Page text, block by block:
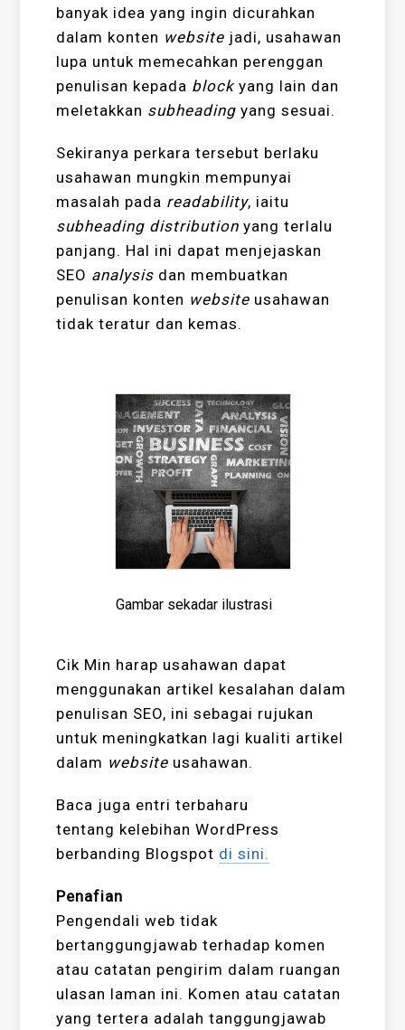
banyak idea yang ingin dicurahkan
dalam konten website jadi, usahawan
lupa untuk memecahkan perenggan
penulisan kepada block yang lain dan
meletakkan subheading yang sesuai.
Sekiranya perkara tersebut berlaku
usahawan mungkin mempunyai
masalah pada readability, iaitu
subheading distribution yang terlalu
panjang. Hal ini dapat menjejaskan
SEO analysis dan membuatkan
penulisan konten website usahawan
tidak teratur dan kemas.
Gambar sekadar ilustrasi
Cik Min harap usahawan dapat
menggunakan artikel kesalahan dalam
penulisan SEO, ini sebagai rujukan
untuk meningkatkan lagi kualiti artikel
dalam website usahawan.
Baca juga entri terbaharu
tentang kelebihan WordPress
berbanding Blogspot di sini.
Penafian
Pengendali web tidak
bertanggungjawab terhadap komen
atau catatan pengirim dalam ruangan
ulasan laman ini. Komen atau catatan
yang tertera adalah tanggungjawab